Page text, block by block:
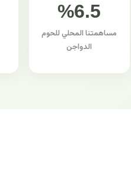
%6.5
مساهمتنا المحلي للحوم
الدواجن